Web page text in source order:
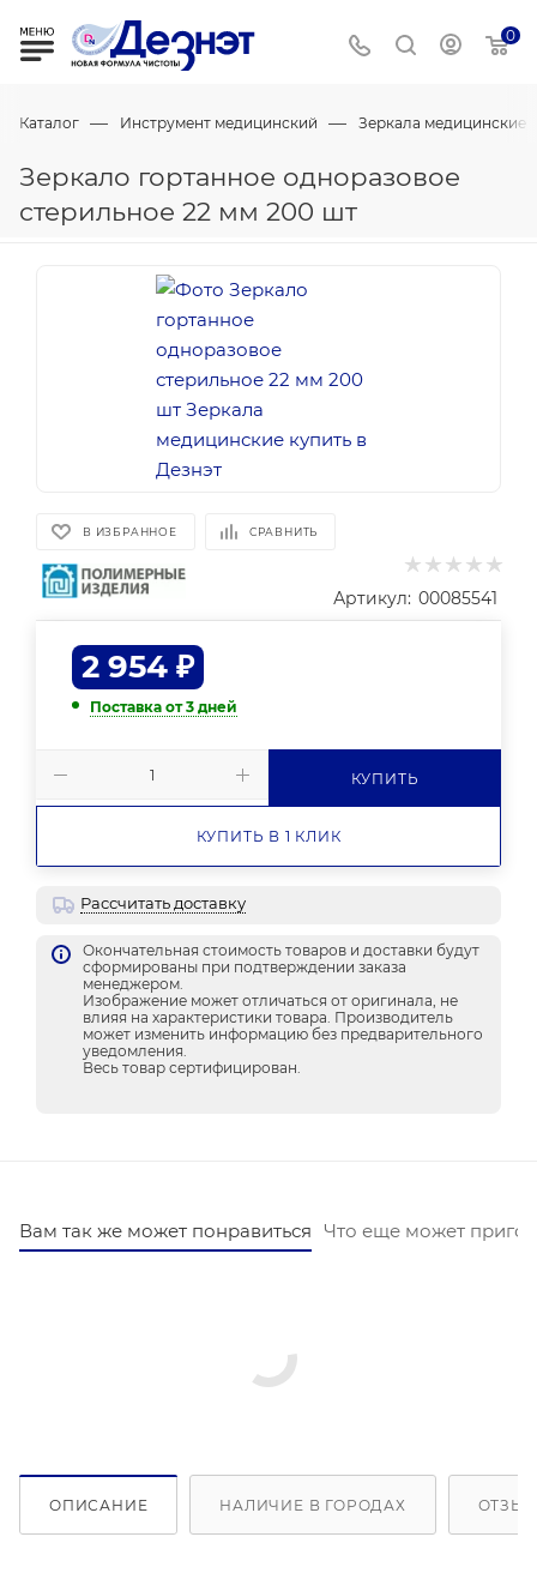
0
Каталог — Инструмент медицинский — Зеркала медицинские
Зеркало гортанное одноразовое
стерильное 22 мм 200 шт
В ИЗБРАННОЕ СРАВНИТЬ
Артикул: 00085541
2 954 ₽
Поставка от 3 дней
КУПИТЬ
КУПИТЬ В 1 КЛИК
Рассчитать доставку
Окончательная стоимость товаров и доставки будут
сформированы при подтверждении заказа
менеджером.
Изображение может отличаться от оригинала, не
влияя на характеристики товара. Производитель
может изменить информацию без предварительного
уведомления.
Весь товар сертифицирован.
Вам так же может понравиться Что еще может
ОПИСАНИЕ НАЛИЧИЕ В ГОРОДАХ